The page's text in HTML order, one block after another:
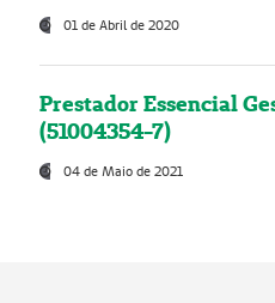
01 de Abril de 2020
Prestador Essencial
(51004354-7)
04 de Maio de 2021